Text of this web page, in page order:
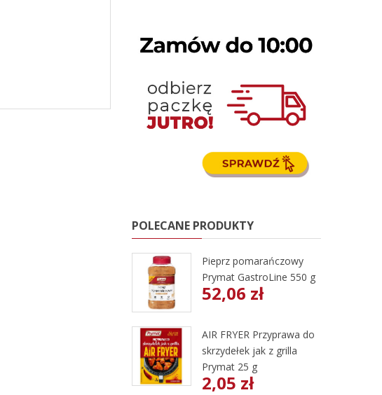
POLECANE PRODUKTY
Pieprz pomarańczowy
Prymat GastroLine 550 g
52,06 zł
AIR FRYER Przyprawa do
skrzydełek jak z grilla
Prymat 25 g
2,05 zł